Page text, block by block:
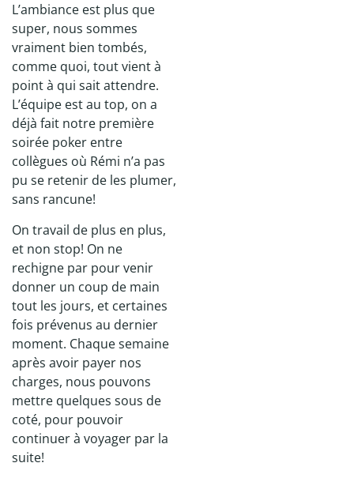
L’ambiance est plus que
super, nous sommes
vraiment bien tombés,
comme quoi, tout vient à
point à qui sait attendre.
L’équipe est au top, on a
déjà fait notre première
soirée poker entre
collègues où Rémi n’a pas
pu se retenir de les plumer,
sans rancune!
On travail de plus en plus,
et non stop! On ne
rechigne par pour venir
donner un coup de main
tout les jours, et certaines
fois prévenus au dernier
moment. Chaque semaine
après avoir payer nos
charges, nous pouvons
mettre quelques sous de
coté, pour pouvoir
continuer à voyager par la
suite!